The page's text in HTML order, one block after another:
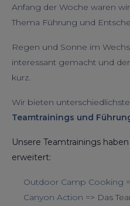
Anfang der Woche waren
Thema Führung und
Regen und Sonne im
interessant gemacht und
kurz.
Wir bieten
Teamtrainings und
Unsere Teamtrainings
erweitert:
Outdoor Camp Cooking
Canyon Action => Das